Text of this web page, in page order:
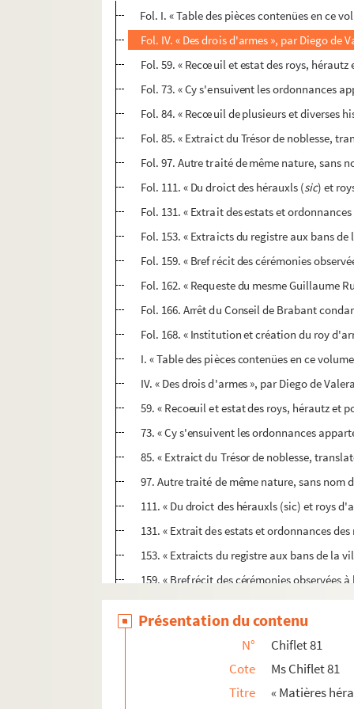
Fol. I. « Table des pièces contenües en ce
Fol. IV. « Des drois d'armes », par Diego
Fol. 59. « Recœuil et estat des roys,
Fol. 73. « Cy s'ensuivent les ordonnances
Fol. 84. « Recœuil de plusieurs et diverses
Fol. 85. « Extraict du Trésor de noblesse,
Fol. 97. Autre traité de même nature, sans
Fol. 111. « Du droict des hérauxls (sic) et
Fol. 131. « Extrait des estats et
Fol. 153. « Extraicts du registre aux bans
Fol. 159. « Bref récit des cérémonies
Fol. 162. « Requeste du mesme Guillaume
Fol. 166. Arrêt du Conseil de Brabant
Fol. 168. « Institution et création du roy
I. « Table des pièces contenües en ce
IV. « Des drois d'armes », par Diego de
59. « Recoeuil et estat des roys, hérautz et
73. « Cy s'ensuivent les ordonnances
85. « Extraict du Trésor de noblesse,
97. Autre traité de même nature, sans nom
111. « Du droict des hérauxls (sic) et roys
131. « Extrait des estats et ordonnances
153. « Extraicts du registre aux bans de la
159. « Bref récit des cérémonies
162. « Requeste du mesme Guillaume
166. Arrêt du Conseil de Brabant
168. « Institution et création du roy
Présentation du contenu
N°
Chiflet 81
Cote
Ms Chiflet 81
Titre
« Matières